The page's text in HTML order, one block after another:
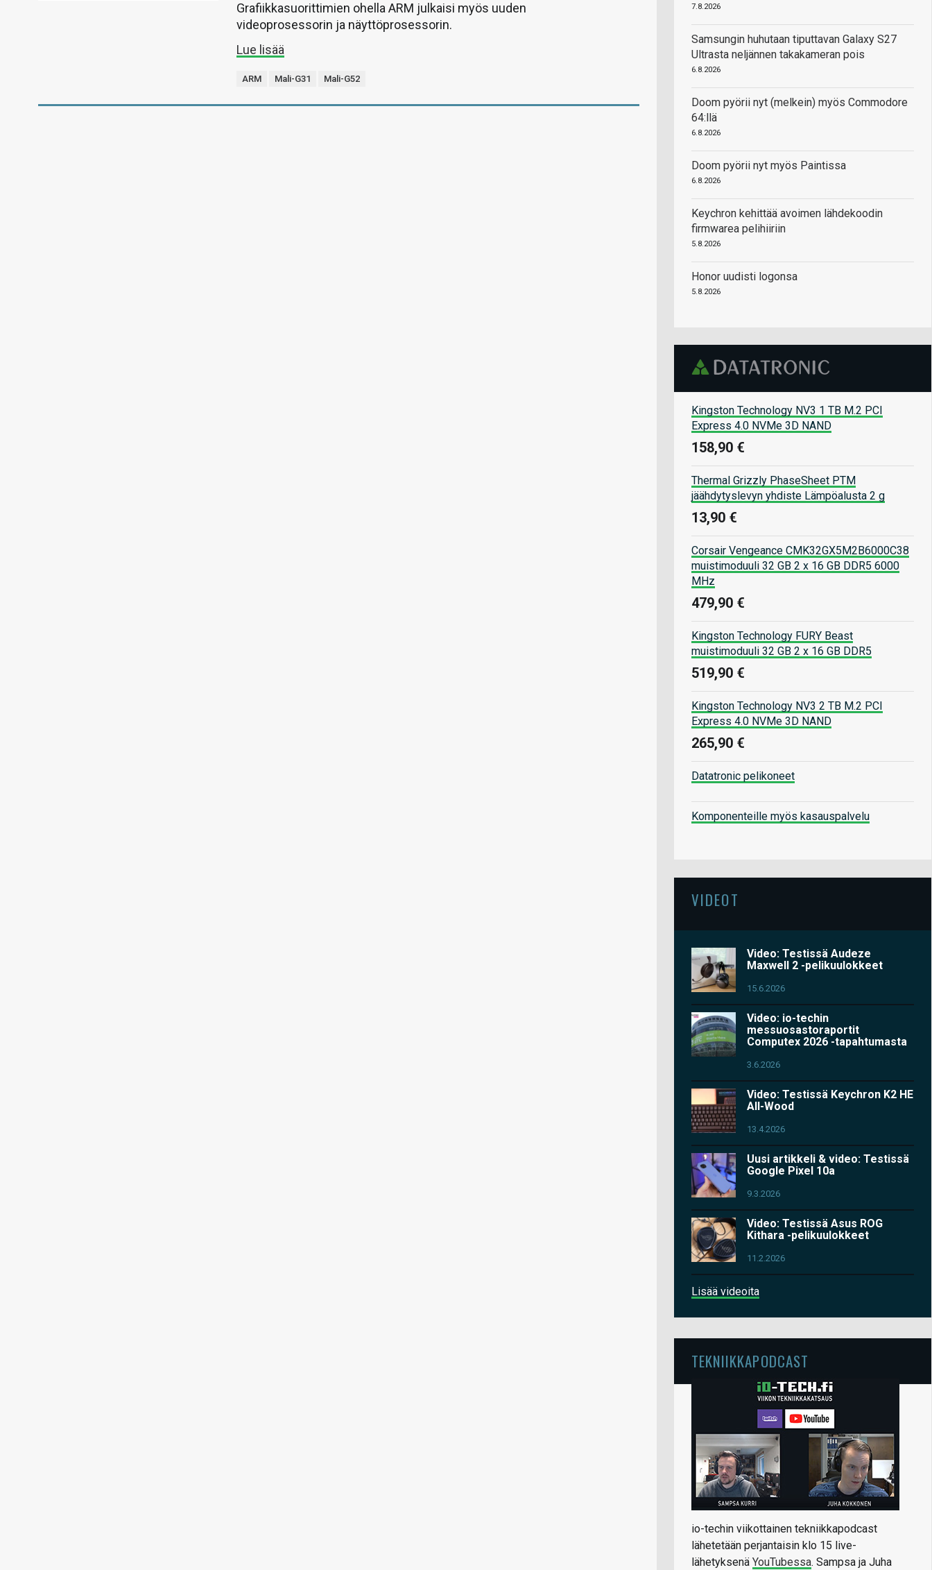
Grafiikkasuorittimien ohella ARM julkaisi myös uuden
videoprosessorin ja näyttöprosessorin.
Lue lisää
ARM Mali-G31 Mali-G52
7.8.2026
Samsungin huhutaan tiputtavan Galaxy S27
Ultrasta neljännen takakameran pois
6.8.2026
Doom pyörii nyt (melkein) myös Commodore
64:llä
6.8.2026
Doom pyörii nyt myös Paintissa
6.8.2026
Keychron kehittää avoimen lähdekoodin
firmwarea pelihiiriin
5.8.2026
Honor uudisti logonsa
5.8.2026
Kingston Technology NV3 1 TB M.2 PCI
Express 4.0 NVMe 3D NAND
158,90 €
Thermal Grizzly PhaseSheet PTM
jäähdytyslevyn yhdiste Lämpöalusta 2 g
13,90 €
Corsair Vengeance CMK32GX5M2B6000C38
muistimoduuli 32 GB 2 x 16 GB DDR5 6000
MHz
479,90 €
Kingston Technology FURY Beast
muistimoduuli 32 GB 2 x 16 GB DDR5
519,90 €
Kingston Technology NV3 2 TB M.2 PCI
Express 4.0 NVMe 3D NAND
265,90 €
Datatronic pelikoneet
Komponenteille myös kasauspalvelu
VIDEOT
Video: Testissä Audeze
Maxwell 2 -pelikuulokkeet
15.6.2026
Video: io-techin
messuosastoraportit
Computex 2026 -tapahtumasta
3.6.2026
Video: Testissä Keychron K2 HE
All-Wood
13.4.2026
Uusi artikkeli & video: Testissä
Google Pixel 10a
9.3.2026
Video: Testissä Asus ROG
Kithara -pelikuulokkeet
11.2.2026
Lisää videoita
TEKNIIKKAPODCAST
io-techin viikottainen tekniikkapodcast
lähetetään perjantaisin klo 15 live-
lähetyksenä YouTubessa. Sampsa ja Juha